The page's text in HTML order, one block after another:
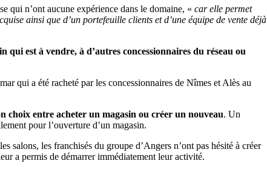
qui n’ont aucune expérience dans le domaine, « car elle permet
ainsi que d’un portefeuille clients et d’une équipe de vente déjà
qui est à vendre, à d’autres concessionnaires du réseau ou
qui a été racheté par les concessionnaires de Nîmes et Alès au
choix entre acheter un magasin ou créer un nouveau. Un
pour l’ouverture d’un magasin.
salons, les franchisés du groupe d’Angers n’ont pas hésité à créer
a permis de démarrer immédiatement leur activité.